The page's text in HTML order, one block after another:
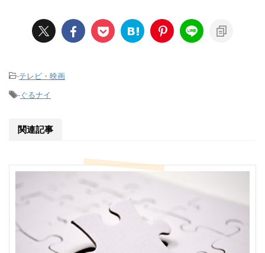
-テレビ・映画
-ぐるナイ
関連記事